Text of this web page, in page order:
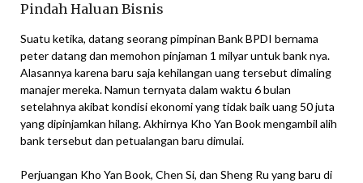
Pindah Haluan Bisnis
Suatu ketika, datang seorang pimpinan Bank BPDI bernama
peter datang dan memohon pinjaman 1 milyar untuk bank nya.
Alasannya karena baru saja kehilangan uang tersebut dimaling
manajer mereka. Namun ternyata dalam waktu 6 bulan
setelahnya akibat kondisi ekonomi yang tidak baik uang 50 juta
yang dipinjamkan hilang. Akhirnya Kho Yan Book mengambil alih
bank tersebut dan petualangan baru dimulai.
Perjuangan Kho Yan Book, Chen Si, dan Sheng Ru yang baru di